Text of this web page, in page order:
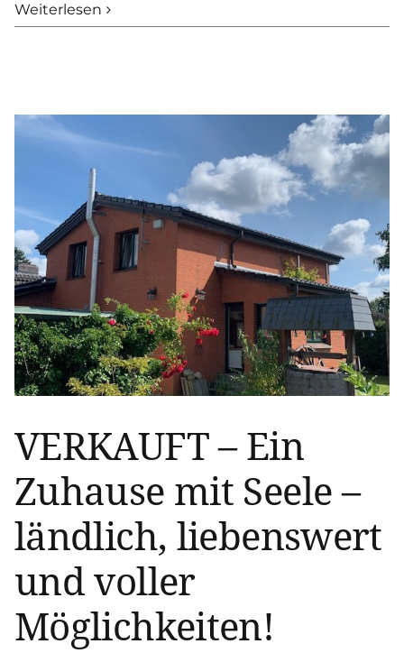
erste
Schwerin
Weiterlesen
VERKAUFT – Ein
Zuhause mit Seele –
ländlich, liebenswert
und voller
Möglichkeiten!